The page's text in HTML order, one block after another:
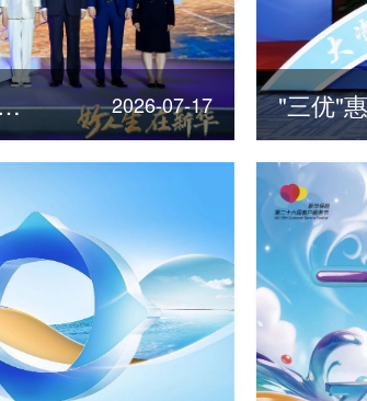
年点亮三十城”全国人才计划 2026-07-17